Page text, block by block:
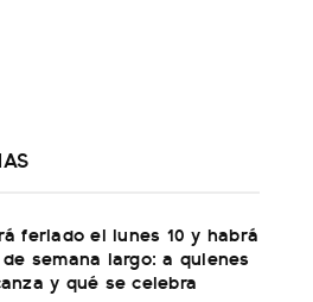
feriado el lunes 10 y habrá
semana largo: a quienes
y qué se celebra